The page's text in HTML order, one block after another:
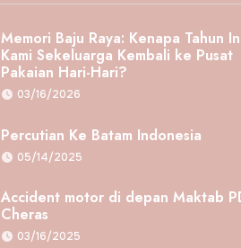
Memori Baju Raya: Kenapa Tahun
Kami Sekeluarga Kembali ke Pusat
Pakaian Hari-Hari?
03/16/2026
Percutian Ke Batam Indonesia
05/14/2025
Accident motor di depan Maktab
Cheras
03/16/2025